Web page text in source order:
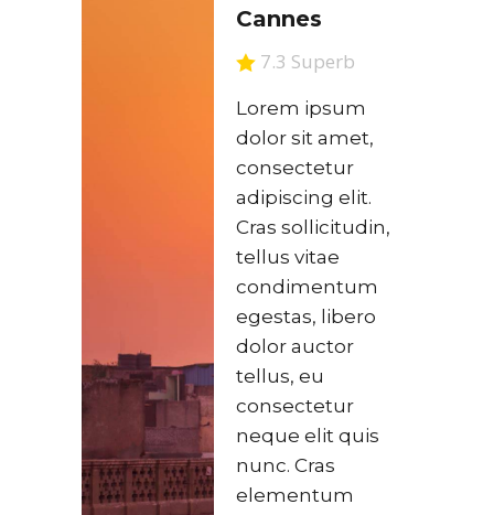
Cannes
7.3 Superb
Lorem ipsum
dolor sit amet,
consectetur
adipiscing elit.
Cras sollicitudin,
tellus vitae
condimentum
egestas, libero
dolor auctor
tellus, eu
consectetur
neque elit quis
nunc. Cras
elementum